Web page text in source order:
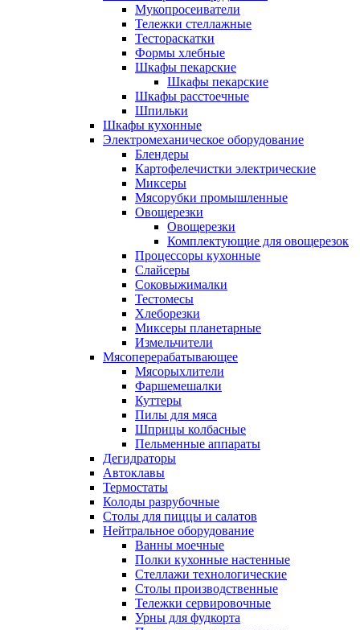
Мукопросеиватели
Тележки стеллажные
Тестораскатки
Формы хлебные
Шкафы пекарские
Шкафы пекарские
Шкафы расстоечные
Шпильки
Шкафы кухонные
Электромеханическое оборудование
Блендеры
Картофелечистки электрические
Миксеры
Мясорубки промышленные
Овощерезки
Овощерезки
Комплектующие для овощерезок
Процессоры кухонные
Слайсеры
Соковыжималки
Тестомесы
Хлеборезки
Миксеры планетарные
Измельчители
Мясоперерабатывающее
Мясорыхлители
Фаршемешалки
Куттеры
Пилы для мяса
Шприцы колбасные
Пельменные аппараты
Дегидраторы
Автоклавы
Термостаты
Колоды разрубочные
Столы для пиццы и салатов
Нейтральное оборудование
Ванны моечные
Полки кухонные настенные
Стеллажи технологические
Столы производственные
Тележки сервировочные
Урны для фудкорта